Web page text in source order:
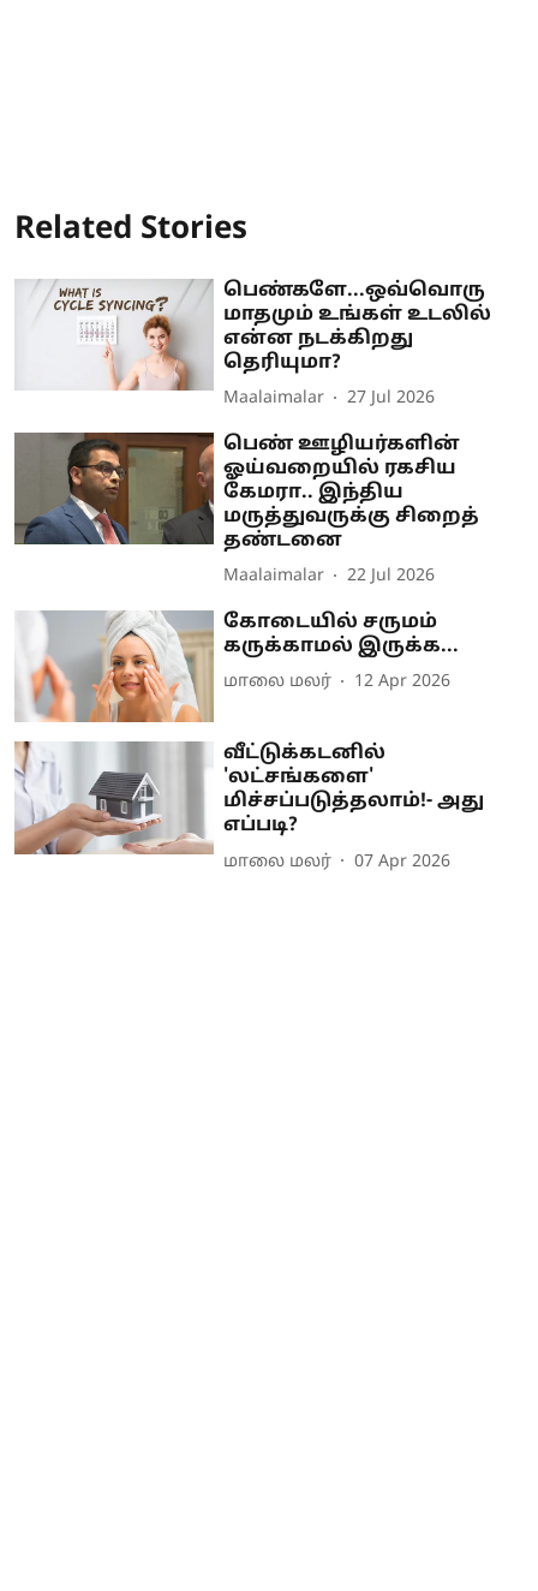
Related Stories
பெண்களே...ஒவ்வொரு
மாதமும் உங்கள் உடலில்
என்ன நடக்கிறது
தெரியுமா?
Maalaimalar 27 Jul 2026
பெண் ஊழியர்களின்
ஓய்வறையில் ரகசிய
கேமரா.. இந்திய
மருத்துவருக்கு சிறைத்
தண்டனை
Maalaimalar 22 Jul 2026
கோடையில் சருமம்
கருக்காமல் இருக்க...
மாலை மலர் 12 Apr 2026
வீட்டுக்கடனில்
'லட்சங்களை'
மிச்சப்படுத்தலாம்!- அது
எப்படி?
மாலை மலர் 07 Apr 2026